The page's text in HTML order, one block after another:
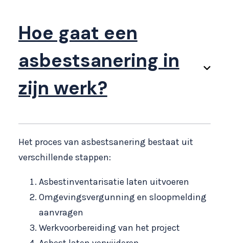
Hoe gaat een
asbestsanering in
zijn werk?
Het proces van asbestsanering bestaat uit
verschillende stappen:
Asbestinventarisatie laten uitvoeren
Omgevingsvergunning en sloopmelding
aanvragen
Werkvoorbereiding van het project